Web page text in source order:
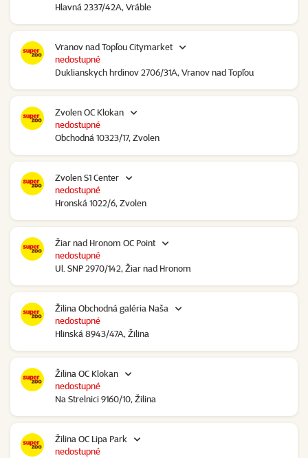
Hlavná 2337/42A, Vráble
Vranov nad Topľou Citymarket
Duklianskych hrdinov 2706/31A, Vranov nad Topľou
nedostupné
Zvolen OC Klokan
Obchodná 10323/17, Zvolen
nedostupné
Zvolen S1 Center
Hronská 1022/6, Zvolen
nedostupné
Žiar nad Hronom OC Point
Ul. SNP 2970/142, Žiar nad Hronom
nedostupné
Žilina Obchodná galéria Naša
Hlinská 8943/47A, Žilina
nedostupné
Žilina OC Klokan
Na Strelnici 9160/10, Žilina
nedostupné
Žilina OC Lipa Park
nedostupné